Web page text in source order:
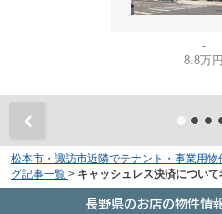
-
8.8万円
松本市・諏訪市近隣でテナント・事業用
グ記事一覧 > キャッシュレス決済について
長野県のお店の物件情